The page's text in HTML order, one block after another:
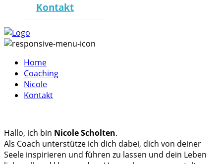
Kontakt
Home
Coaching
Nicole
Kontakt
Hallo, ich bin Nicole Scholten.
Als Coach unterstütze ich dich dabei, dich von deiner
Seele inspirieren und führen zu lassen und dein Leben